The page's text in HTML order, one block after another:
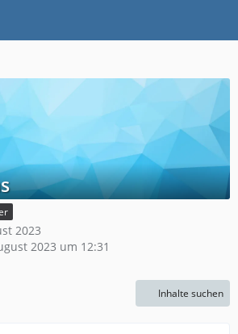
2023
2023 um 12:31
Inhalte suchen